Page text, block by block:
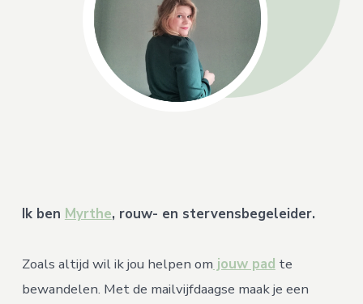
Ik ben Myrthe, rouw- en stervensbegeleider.
Zoals altijd wil ik jou helpen om jouw pad te
bewandelen. Met de mailvijfdaagse maak je een